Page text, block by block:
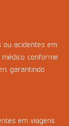
ou acidentes em
conforme
garantindo
em viagens